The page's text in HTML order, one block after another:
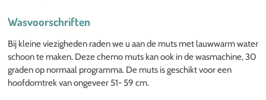
Wasvoorschriften
Bij kleine viezigheden raden we u aan de muts met lauwwarm water
schoon te maken. Deze chemo muts kan ook in de wasmachine, 30
graden op normaal programma. De muts is geschikt voor een
hoofdomtrek van ongeveer 51- 59 cm.